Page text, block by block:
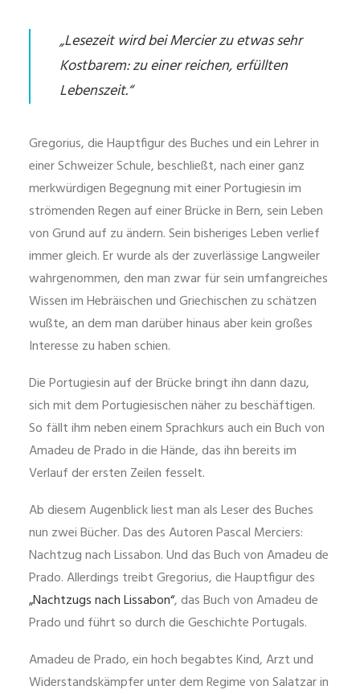
„Lesezeit wird bei Mercier zu etwas sehr
Kostbarem: zu einer reichen, erfüllten
Lebenszeit.“
Gregorius, die Hauptfigur des Buches und ein Lehrer in
einer Schweizer Schule, beschließt, nach einer ganz
merkwürdigen Begegnung mit einer Portugiesin im
strömenden Regen auf einer Brücke in Bern, sein Leben
von Grund auf zu ändern. Sein bisheriges Leben verlief
immer gleich. Er wurde als der zuverlässige Langweiler
wahrgenommen, den man zwar für sein umfangreiches
Wissen im Hebräischen und Griechischen zu schätzen
wußte, an dem man darüber hinaus aber kein großes
Interesse zu haben schien.
Die Portugiesin auf der Brücke bringt ihn dann dazu,
sich mit dem Portugiesischen näher zu beschäftigen.
So fällt ihm neben einem Sprachkurs auch ein Buch von
Amadeu de Prado in die Hände, das ihn bereits im
Verlauf der ersten Zeilen fesselt.
Ab diesem Augenblick liest man als Leser des Buches
nun zwei Bücher. Das des Autoren Pascal Merciers:
Nachtzug nach Lissabon. Und das Buch von Amadeu de
Prado. Allerdings treibt Gregorius, die Hauptfigur des
„Nachtzugs nach Lissabon“, das Buch von Amadeu de
Prado und führt so durch die Geschichte Portugals.
Amadeu de Prado, ein hoch begabtes Kind, Arzt und
Widerstandskämpfer unter dem Regime von Salatzar in